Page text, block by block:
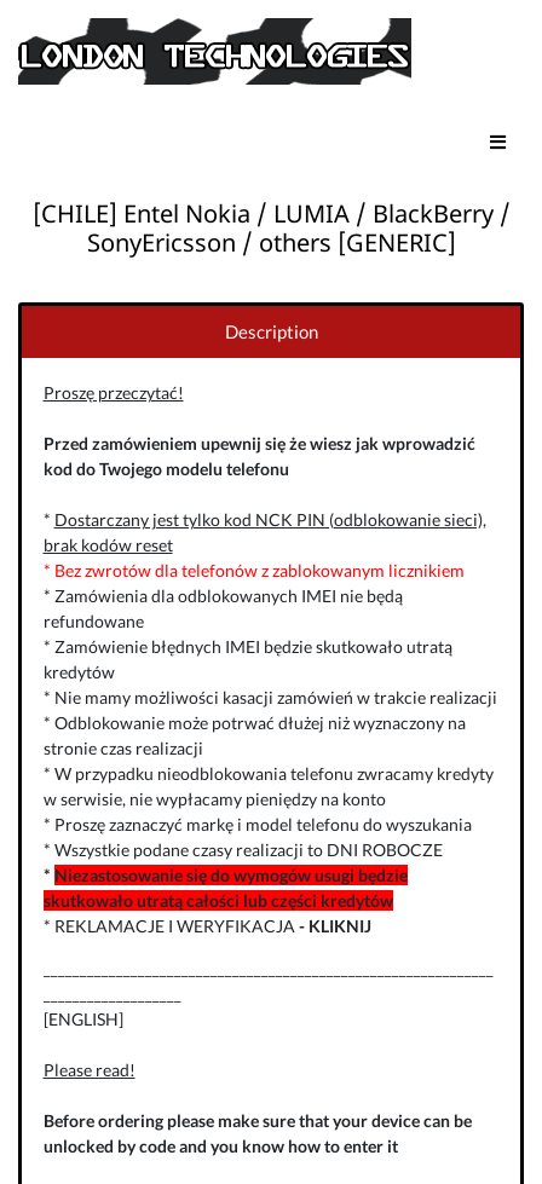
[CHILE] Entel Nokia / LUMIA / BlackBerry /
SonyEricsson / others [GENERIC]
Description
Proszę przeczytać!
Przed zamówieniem upewnij się że wiesz jak wprowadzić
kod do Twojego modelu telefonu
* Dostarczany jest tylko kod NCK PIN (odblokowanie sieci),
brak kodów reset
* Bez zwrotów dla telefonów z zablokowanym licznikiem
* Zamówienia dla odblokowanych IMEI nie będą
refundowane
* Zamówienie błędnych IMEI będzie skutkowało utratą
kredytów
* Nie mamy możliwości kasacji zamówień w trakcie realizacji
* Odblokowanie może potrwać dłużej niż wyznaczony na
stronie czas realizacji
* W przypadku nieodblokowania telefonu zwracamy kredyty
w serwisie, nie wypłacamy pieniędzy na konto
* Proszę zaznaczyć markę i model telefonu do wyszukania
* Wszystkie podane czasy realizacji to DNI ROBOCZE
* Niezastosowanie się do wymogów usugi będzie
skutkowało utratą całości lub części kredytów
* REKLAMACJE I WERYFIKACJA - KLIKNIJ
[ENGLISH]
Please read!
Before ordering please make sure that your device can be
unlocked by code and you know how to enter it